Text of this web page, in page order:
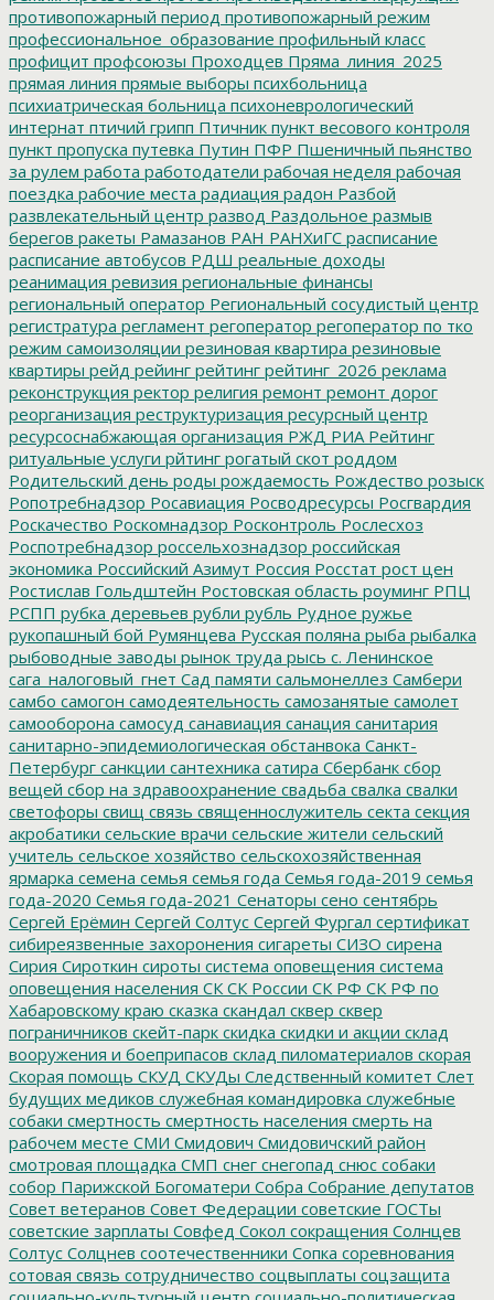
противопожарный период противопожарный режим
профессиональное_образование профильный класс
профицит профсоюзы Проходцев Пряма_линия_2025
прямая линия прямые выборы психбольница
психиатрическая больница психоневрологический
интернат птичий грипп Птичник пункт весового контроля
пункт пропуска путевка Путин ПФР Пшеничный пьянство
за рулем работа работодатели рабочая неделя рабочая
поездка рабочие места радиация радон Разбой
развлекательный центр развод Раздольное размыв
берегов ракеты Рамазанов РАН РАНХиГС расписание
расписание автобусов РДШ реальные доходы
реанимация ревизия региональные финансы
региональный оператор Региональный сосудистый центр
регистратура регламент регоператор регоператор по тко
режим самоизоляции резиновая квартира резиновые
квартиры рейд рейинг рейтинг рейтинг_2026 реклама
реконструкция ректор религия ремонт ремонт дорог
реорганизация реструктуризация ресурсный центр
ресурсоснабжающая организация РЖД РИА Рейтинг
ритуальные услуги рйтинг рогатый скот роддом
Родительский день роды рождаемость Рождество розыск
Ропотребнадзор Росавиация Росводресурсы Росгвардия
Роскачество Роскомнадзор Росконтроль Рослесхоз
Роспотребнадзор россельхознадзор российская
экономика Российский Азимут Россия Росстат рост цен
Ростислав Гольдштейн Ростовская область роуминг РПЦ
РСПП рубка деревьев рубли рубль Рудное ружье
рукопашный бой Румянцева Русская поляна рыба рыбалка
рыбоводные заводы рынок труда рысь с. Ленинское
сага_налоговый_гнет Сад памяти сальмонеллез Самбери
самбо самогон самодеятельность самозанятые самолет
самооборона самосуд санавиация санация санитария
санитарно-эпидемиологическая обстанвока Санкт-
Петербург санкции сантехника сатира Сбербанк сбор
вещей сбор на здравоохранение свадьба свалка свалки
светофоры свищ связь священнослужитель секта секция
акробатики сельские врачи сельские жители сельский
учитель сельское хозяйство сельскохозяйственная
ярмарка семена семья семья года Семья года-2019 семья
года-2020 Семья года-2021 Сенаторы сено сентябрь
Сергей Ерёмин Сергей Солтус Сергей Фургал сертификат
сибиреязвенные захоронения сигареты СИЗО сирена
Сирия Сироткин сироты система оповещения система
оповещения населения СК СК России СК РФ СК РФ по
Хабаровскому краю сказка скандал сквер сквер
пограничников скейт-парк скидка скидки и акции склад
вооружения и боеприпасов склад пиломатериалов скорая
Скорая помощь СКУД СКУДы Следственный комитет Слет
будущих медиков служебная командировка служебные
собаки смертность смертность населения смерть на
рабочем месте СМИ Смидович Смидовичский район
смотровая площадка СМП снег снегопад снюс собаки
собор Парижской Богоматери Собра Собрание депутатов
Совет ветеранов Совет Федерации советские ГОСТы
советские зарплаты Совфед Сокол сокращения Солнцев
Солтус Солцнев соотечественники Сопка соревнования
сотовая связь сотрудничество соцвыплаты соцзащита